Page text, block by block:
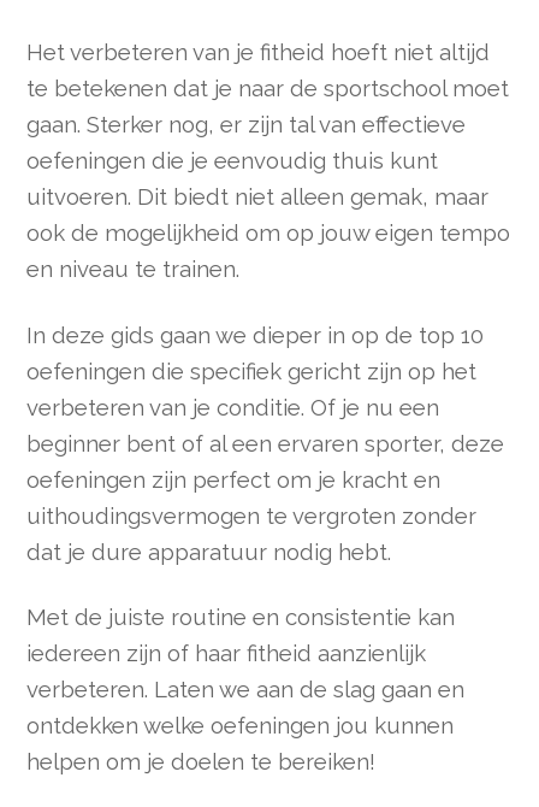
Het verbeteren van je fitheid hoeft niet altijd
te betekenen dat je naar de sportschool moet
gaan. Sterker nog, er zijn tal van effectieve
oefeningen die je eenvoudig thuis kunt
uitvoeren. Dit biedt niet alleen gemak, maar
ook de mogelijkheid om op jouw eigen tempo
en niveau te trainen.
In deze gids gaan we dieper in op de top 10
oefeningen die specifiek gericht zijn op het
verbeteren van je conditie. Of je nu een
beginner bent of al een ervaren sporter, deze
oefeningen zijn perfect om je kracht en
uithoudingsvermogen te vergroten zonder
dat je dure apparatuur nodig hebt.
Met de juiste routine en consistentie kan
iedereen zijn of haar fitheid aanzienlijk
verbeteren. Laten we aan de slag gaan en
ontdekken welke oefeningen jou kunnen
helpen om je doelen te bereiken!